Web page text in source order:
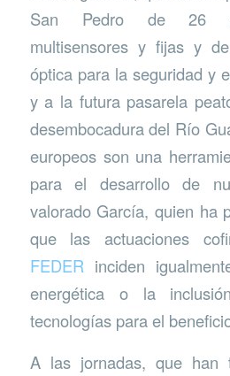
San Pedro de 26
multisensores y fijas y
óptica para la seguridad y
y a la futura pasarela
desembocadura del Río
europeos son una
para el desarrollo de
valorado García, quien ha
que las actuaciones
FEDER inciden
energética o la
tecnologías para el
A las jornadas, que han